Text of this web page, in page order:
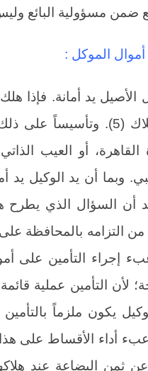
ضمن مسؤولية البائع
أموال الموكل :
الأصيل يد أمانة. فإذا
أن يطلب إثبات الهلاك (5).
أو العيب
وبما أن يد الوكيل يد
نفسه (6). بيد أن السؤال
من التزامه بالمحافظة
إجراء التأمين على
لأن التأمين عملية
يكون ملزماً
أداء الأقساط على
ثمن البضاعة عند